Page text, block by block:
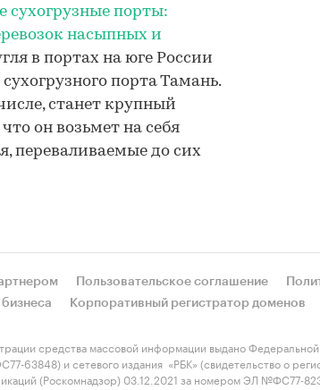
сухогрузные порты:
насыпных и
в портах на юге России
порта Тамань.
станет крупный
он возьмет на себя
переваливаемые до сих
Пользовательское соглашение
Корпоративный регистратор доменов
средства массовой информации выдано
63848) и сетевого издания «РБК» (свидетельство о
(Роскомнадзор) 03.12.2021 за номером ЭЛ №ФС77-